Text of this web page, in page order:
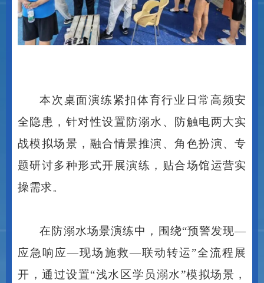
本次桌面演练紧扣体育行业日常高频安
全隐患，针对性设置防溺水、防触电两大实
战模拟场景，融合情景推演、角色扮演、专
题研讨多种形式开展演练，贴合场馆运营实
操需求。
在防溺水场景演练中，围绕“预警发现—
应急响应—现场施救—联动转运”全流程展
开，通过设置“浅水区学员溺水”模拟场景，